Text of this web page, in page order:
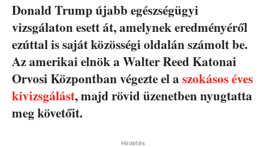
Donald Trump újabb egészségügyi
vizsgálaton esett át, amelynek eredményéről
ezúttal is saját közösségi oldalán számolt be.
Az amerikai elnök a Walter Reed Katonai
Orvosi Központban végezte el a szokásos éves
kivizsgálást, majd rövid üzenetben nyugtatta
meg követőit.
Hirdetés